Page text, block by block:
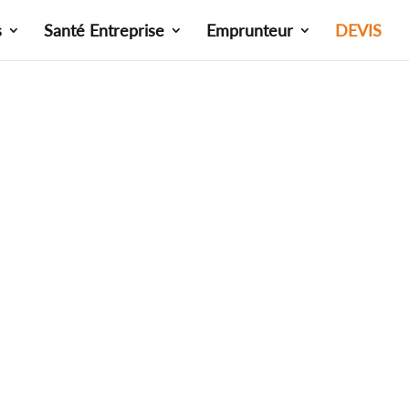
Santé Entreprise Emprunteur DEVIS